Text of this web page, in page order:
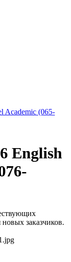
Academic (065-
English
заказчиков.